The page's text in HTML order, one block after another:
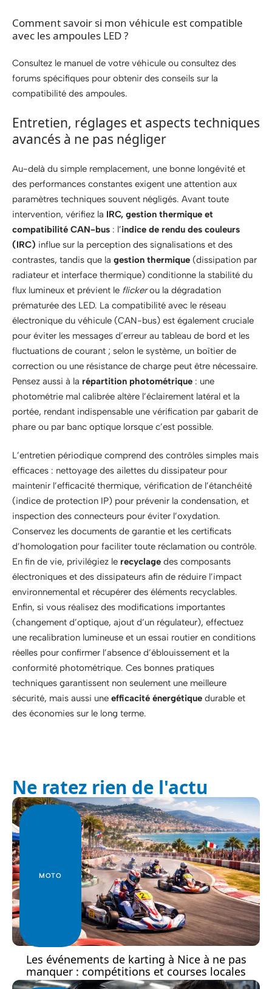
Comment savoir si mon véhicule est compatible
avec les ampoules LED ?
Consultez le manuel de votre véhicule ou consultez des
forums spécifiques pour obtenir des conseils sur la
compatibilité des ampoules.
Entretien, réglages et aspects techniques
avancés à ne pas négliger
Au-delà du simple remplacement, une bonne longévité et
des performances constantes exigent une attention aux
paramètres techniques souvent négligés. Avant toute
intervention, vérifiez la IRC, gestion thermique et
compatibilité CAN-bus : l’indice de rendu des couleurs
(IRC) influe sur la perception des signalisations et des
contrastes, tandis que la gestion thermique (dissipation par
radiateur et interface thermique) conditionne la stabilité du
flux lumineux et prévient le flickerou la dégradation
prématurée des LED. La compatibilité avec le réseau
électronique du véhicule (CAN-bus) est également cruciale
pour éviter les messages d’erreur au tableau de bord et les
fluctuations de courant ; selon le système, un boîtier de
correction ou une résistance de charge peut être nécessaire.
Pensez aussi à la répartition photométrique : une
photométrie mal calibrée altère l’éclairement latéral et la
portée, rendant indispensable une vérification par gabarit de
phare ou par banc optique lorsque c’est possible.
L’entretien périodique comprend des contrôles simples mais
efficaces : nettoyage des ailettes du dissipateur pour
maintenir l’efficacité thermique, vérification de l’étanchéité
(indice de protection IP) pour prévenir la condensation, et
inspection des connecteurs pour éviter l’oxydation.
Conservez les documents de garantie et les certificats
d’homologation pour faciliter toute réclamation ou contrôle.
En fin de vie, privilégiez le recyclage des composants
électroniques et des dissipateurs afin de réduire l’impact
environnemental et récupérer des éléments recyclables.
Enfin, si vous réalisez des modifications importantes
(changement d’optique, ajout d’un régulateur), effectuez
une recalibration lumineuse et un essai routier en conditions
réelles pour confirmer l’absence d’éblouissement et la
conformité photométrique. Ces bonnes pratiques
techniques garantissent non seulement une meilleure
sécurité, mais aussi une efficacité énergétique durable et
des économies sur le long terme.
Ne ratez rien de l'actu
MOTO
Les événements de karting à Nice à ne pas
manquer : compétitions et courses locales